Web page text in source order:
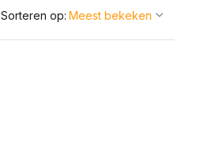
Sorteren op: